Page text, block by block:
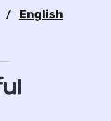
/ English